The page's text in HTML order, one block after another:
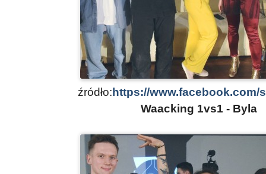
źródło:https://www.facebook.com/
Waacking 1vs1 - Byla